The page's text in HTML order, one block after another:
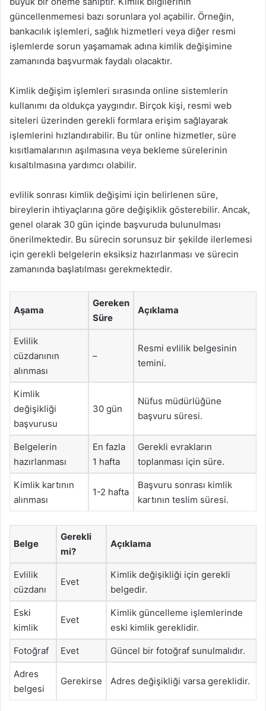
güncellenmemesi bazı sorunlara yol açabilir. Örneğin,
bankacılık işlemleri, sağlık hizmetleri veya diğer resmi
işlemlerde sorun yaşamamak adına kimlik değişimine
zamanında başvurmak faydalı olacaktır.
Kimlik değişim işlemleri sırasında online sistemlerin
kullanımı da oldukça yaygındır. Birçok kişi, resmi web
siteleri üzerinden gerekli formlara erişim sağlayarak
işlemlerini hızlandırabilir. Bu tür online hizmetler, süre
kısıtlamalarının aşılmasına veya bekleme sürelerinin
kısaltılmasına yardımcı olabilir.
evlilik sonrası kimlik değişimi için belirlenen süre,
bireylerin ihtiyaçlarına göre değişiklik gösterebilir. Ancak,
genel olarak 30 gün içinde başvuruda bulunulması
önerilmektedir. Bu sürecin sorunsuz bir şekilde ilerlemesi
için gerekli belgelerin eksiksiz hazırlanması ve sürecin
zamanında başlatılması gerekmektedir.
Aşama
Gereken
Süre
Açıklama
Evlilik
cüzdanının
alınması
–
Resmi evlilik belgesinin
temini.
Kimlik
değişikliği
başvurusu
30 gün
Nüfus müdürlüğüne
başvuru süresi.
Belgelerin
hazırlanması
En fazla
1 hafta
Gerekli evrakların
toplanması için süre.
Kimlik kartının
alınması
1-2 hafta
Başvuru sonrası kimlik
kartının teslim süresi.
Belge
Gerekli
mi?
Açıklama
Evlilik
cüzdanı
Evet
Kimlik değişikliği için gerekli
belgedir.
Eski
kimlik
Evet
Kimlik güncelleme işlemlerinde
eski kimlik gereklidir.
Fotoğraf Evet Güncel bir fotoğraf sunulmalıdır.
Adres
belgesi
Gerekirse Adres değişikliği varsa gereklidir.